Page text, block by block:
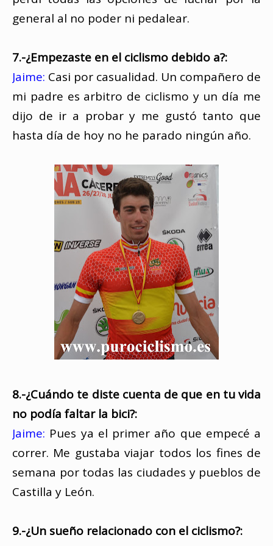
general al no poder ni pedalear.
7.-¿Empezaste en el ciclismo debido a?:
Jaime: Casi por casualidad. Un compañero de
mi padre es arbitro de ciclismo y un día me
dijo de ir a probar y me gustó tanto que
hasta día de hoy no he parado ningún año.
8.-¿Cuándo te diste cuenta de que en tu vida
no podía faltar la bici?:
Jaime: Pues ya el primer año que empecé a
correr. Me gustaba viajar todos los fines de
semana por todas las ciudades y pueblos de
Castilla y León.
9.-¿Un sueño relacionado con el ciclismo?: